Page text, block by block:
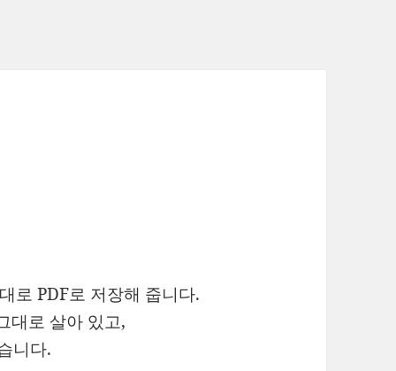
PDF로 저장해 줍니다.
대로 살아 있고,
니다.